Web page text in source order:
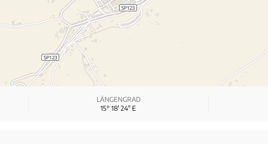
LÄNGENGRAD
15° 18′ 24″ E